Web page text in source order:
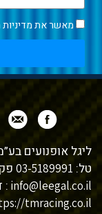
מאשר את
ליגל אופנועים
טל: 03-5189991 פקס:
info@leegal.co.il
:
tmracing.co.il